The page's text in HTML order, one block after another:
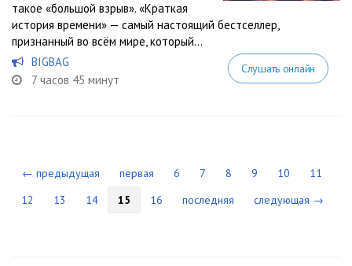
такое «большой взрыв». «Краткая
история времени» — самый настоящий бестселлер,
признанный во всём мире, который...
BIGBAG
7 часов 45 минут
Слушать онлайн
← предыдущая первая 6 7 8 9 10
11
12
13 14 15 16 последняя следующая →